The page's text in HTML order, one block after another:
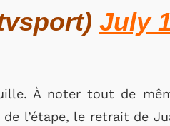
July
À noter tout de
l’étape, le retrait de